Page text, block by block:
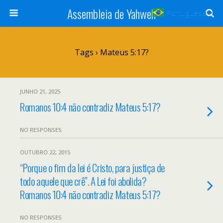
Assembleia de Yahweh
Tags › Mateus 5:17?
JUNHO 21, 2025
Romanos 10:4 não contradiz Mateus 5:17?
NO RESPONSES
OUTUBRO 22, 2015
“Porque o fim da lei é Cristo, para justiça de
todo aquele que crê”. A Lei foi abolida?
Romanos 10:4 não contradiz Mateus 5:17?
NO RESPONSES
Portuguese ▼